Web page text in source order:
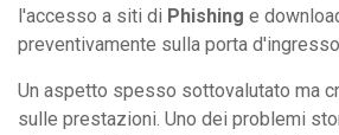
l'accesso a siti di Phishing e
preventivamente sulla porta
Un aspetto spesso sottovalutato ma
sulle prestazioni. Uno dei problemi